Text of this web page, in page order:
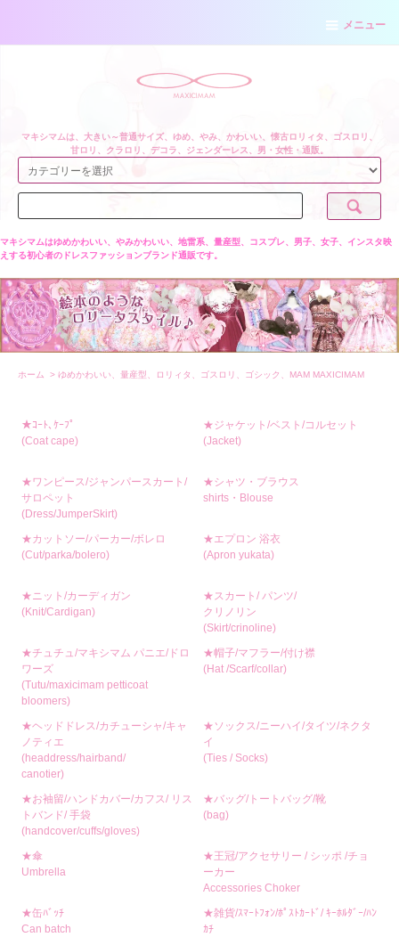
メニュー
マキシマムは、大きい～普通サイズ、ゆめ、やみ、かわいい、懐古ロリィタ、ゴスロリ、
甘ロリ、クラロリ、デコラ、ジェンダーレス、男・女性・通販。
マキシマムはゆめかわいい、やみかわいい、地雷系、量産型、コスプレ、男子、女子、インスタ映
えする初心者のドレスファッションブランド通販です。
ホーム > ゆめかわいい、量産型、ロリィタ、ゴスロリ、ゴシック、MAM MAXICIMAM
★ｺｰﾄ､ｹｰﾌﾟ
(Coat cape)
★ジャケット/ベスト/コルセット
(Jacket)
★ワンピース/ジャンパースカート/
サロペット
(Dress/JumperSkirt)
★シャツ・ブラウス
shirts・Blouse
★カットソー/パーカー/ボレロ
(Cut/parka/bolero)
★エプロン 浴衣
(Apron yukata)
★ニット/カーディガン
(Knit/Cardigan)
★スカート/ パンツ/
クリノリン
(Skirt/crinoline)
★チュチュ/マキシマム パニエ/ドロ
ワーズ
(Tutu/maxicimam petticoat
bloomers)
★帽子/マフラー/付け襟
(Hat /Scarf/collar)
★ヘッドドレス/カチューシャ/キャ
ノティエ
(headdress/hairband/
canotier)
★ソックス/ニーハイ/タイツ/ネクタ
イ
(Ties / Socks)
★お袖留/ハンドカバー/カフス/ リス
トバンド/ 手袋
(handcover/cuffs/gloves)
★バッグ/トートバッグ/靴
(bag)
★傘
Umbrella
★王冠/アクセサリー / シッポ /チョ
ーカー
Accessories Choker
★缶ﾊﾞｯﾁ
Can batch
★雑貨/ｽﾏｰﾄﾌｫﾝ/ﾎﾟｽﾄｶｰﾄﾞ/ ｷｰﾎﾙﾀﾞｰ/ﾊﾝ
ｶﾁ